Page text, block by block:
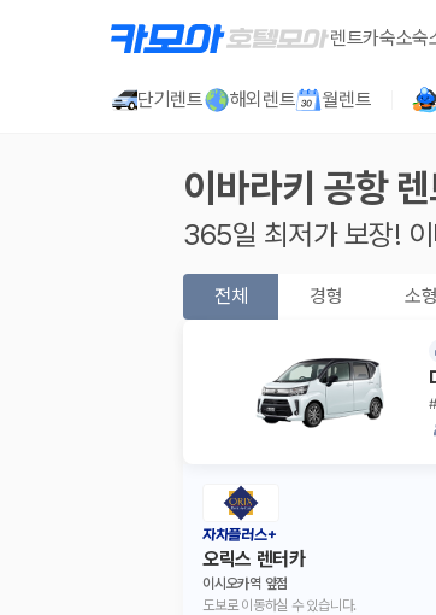
렌트카숙소숙
단기렌트 해외렌트 월렌트
이바라키 공항렌
365일 최저가 보장!
전체 경형 소형
자차플러스+
오릭스 렌터카
이시오카역 앞점
도보로 이동하실 수 있습니다.